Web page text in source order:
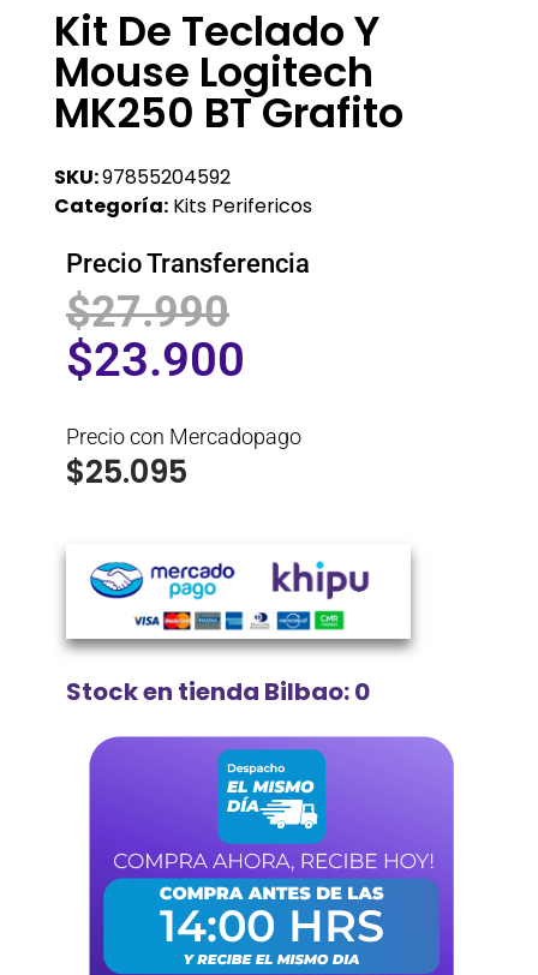
Kit De Teclado Y
Mouse Logitech
MK250 BT Grafito
SKU:97855204592
Categoría: Kits Perifericos
Precio Transferencia
$27.990
$23.900
Precio con Mercadopago
$25.095
Stock en tienda Bilbao: 0